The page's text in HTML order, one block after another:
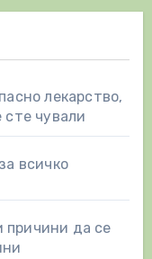
лекарство,
сте чували
всичко
причини да се